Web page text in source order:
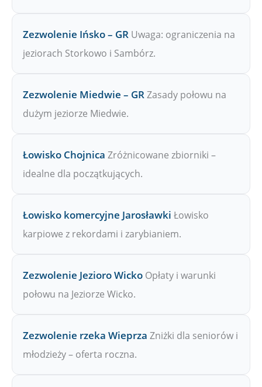
Zezwolenie Ińsko – GR Uwaga: ograniczenia na
jeziorach Storkowo i Sambórz.
Zezwolenie Miedwie – GRZasady połowu na
dużym jeziorze Miedwie.
Łowisko Chojnica Zróżnicowane zbiorniki –
idealne dla początkujących.
Łowisko komercyjne Jarosławki Łowisko
karpiowe z rekordami i zarybianiem.
Zezwolenie Jezioro Wicko Opłaty i warunki
połowu na Jeziorze Wicko.
Zezwolenie rzeka Wieprza Zniżki dla seniorów i
młodzieży – oferta roczna.